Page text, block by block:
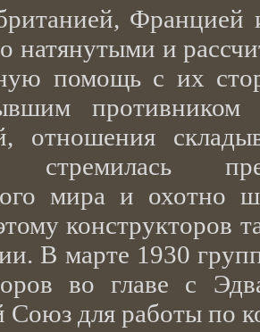
натянутыми и
помощь с их
отношения
стремилась
мира и охотно
конструкторов
В марте 1930
во главе с
Союз для работы по